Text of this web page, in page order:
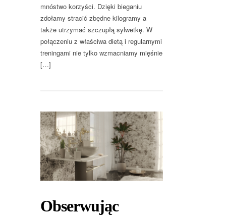
mnóstwo korzyści. Dzięki bieganiu
zdołamy stracić zbędne kilogramy a
także utrzymać szczupłą sylwetkę. W
połączeniu z właściwa dietą i regularnymi
treningami nie tylko wzmacniamy mięśnie
[…]
Obserwując